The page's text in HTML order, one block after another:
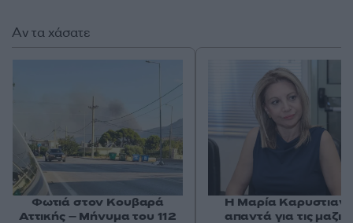
Αν τα χάσατε
Φωτιά στον Κουβαρά
Αττικής – Μήνυμα του 112
Η Μαρία
απαντά για τις